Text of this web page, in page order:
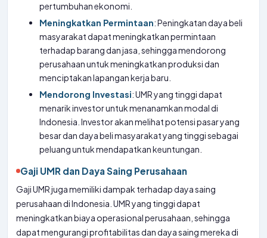
pertumbuhan ekonomi.
Meningkatkan Permintaan: Peningkatan daya beli
masyarakat dapat meningkatkan permintaan
terhadap barang dan jasa, sehingga mendorong
perusahaan untuk meningkatkan produksi dan
menciptakan lapangan kerja baru.
Mendorong Investasi: UMR yang tinggi dapat
menarik investor untuk menanamkan modal di
Indonesia. Investor akan melihat potensi pasar yang
besar dan daya beli masyarakat yang tinggi sebagai
peluang untuk mendapatkan keuntungan.
Gaji UMR dan Daya Saing Perusahaan
Gaji UMR juga memiliki dampak terhadap daya saing
perusahaan di Indonesia. UMR yang tinggi dapat
meningkatkan biaya operasional perusahaan, sehingga
dapat mengurangi profitabilitas dan daya saing mereka di